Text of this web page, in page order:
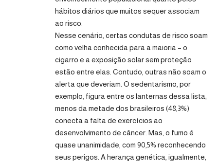
hábitos diários que muitos sequer associam
ao risco.
Nesse cenário, certas condutas de risco soam
como velha conhecida para a maioria – o
cigarro e a exposição solar sem proteção
estão entre elas. Contudo, outras não soam o
alerta que deveriam. O sedentarismo, por
exemplo, figura entre os lanternas dessa lista;
menos da metade dos brasileiros (48,3%)
conecta a falta de exercícios ao
desenvolvimento de câncer. Mas, o fumo é
quase unanimidade, com 90,5% reconhecendo
seus perigos. A herança genética, igualmente,